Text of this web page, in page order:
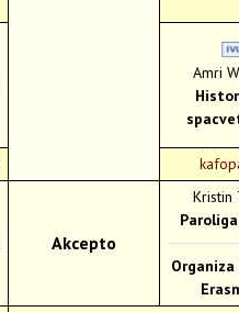
Amri
Akcepto
Kristin